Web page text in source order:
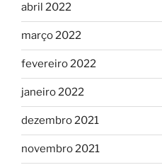
abril 2022
março 2022
fevereiro 2022
janeiro 2022
dezembro 2021
novembro 2021